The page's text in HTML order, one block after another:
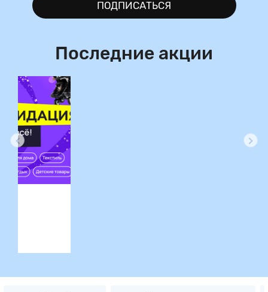
ПОДПИСАТЬСЯ
Последние акции